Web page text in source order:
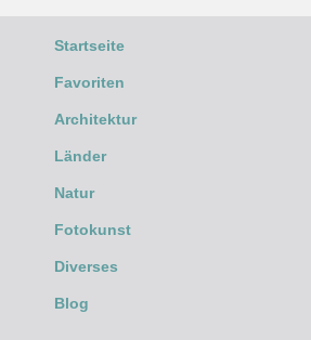
Startseite
Favoriten
Architektur
Länder
Natur
Fotokunst
Diverses
Blog